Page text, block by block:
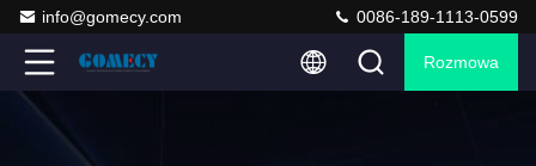
info@gomecy.com 0086-189-1113-0599
Rozmowa